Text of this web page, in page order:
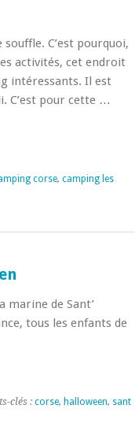
souffle. C’est pourquoi,
activités, cet endroit
intéressants. Il est
C’est pour cette …
corse, camping les
marine de Sant’
tous les enfants de
clés : corse, halloween, sant